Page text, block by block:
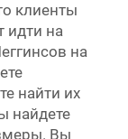
клиенты
идти на
на
найти их
найдете
Вы